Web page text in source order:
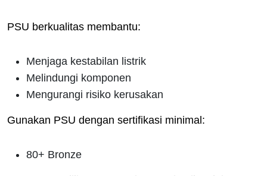
PSU berkualitas membantu:
Menjaga kestabilan listrik
Melindungi komponen
Mengurangi risiko kerusakan
Gunakan PSU dengan sertifikasi minimal:
80+ Bronze